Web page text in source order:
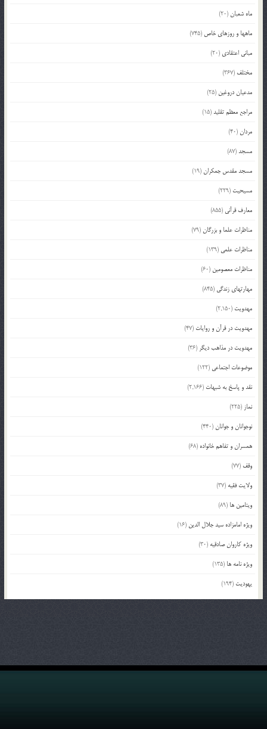
ماه شعبان(20)
ماهها و روزهای خاص (745)
مبانی اعتقادی (20)
مختلف (367)
مدعیان دروغین (25)
مراجع معظم تقلید(15)
مردان(40)
مسجد(87)
مسجد مقدس جمکران(19)
مسیحیت (229)
معارف قرآنی (855)
مناظرات علما و بزرگان(79)
مناظرات علمی (139)
مناظرات معصومین (60)
مهارتهای زندگی (845)
مهدویت (2,150)
مهدویت در قرآن و روایات (47)
مهدویت در مذاهب دیگر (36)
موضوعات اجتماعی (122)
نقد و پاسخ به شبهات (2,166)
نماز (225)
نوجوانان و جوانان(440)
همسران و تفاهم خانواده (68)
وقف (77)
ولایت فقیه (37)
ویتامین ها (89)
ویژه امامزاده سید جلال الدین (16)
ویژه کاروان صادقیه (30)
ویژه نامه ها (135)
یهودیت (194)